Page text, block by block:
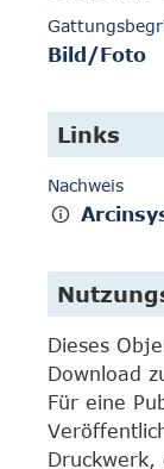
Bild/Foto
Links
Nachweis
Dieses
Download
Für eine
Druckwerk,